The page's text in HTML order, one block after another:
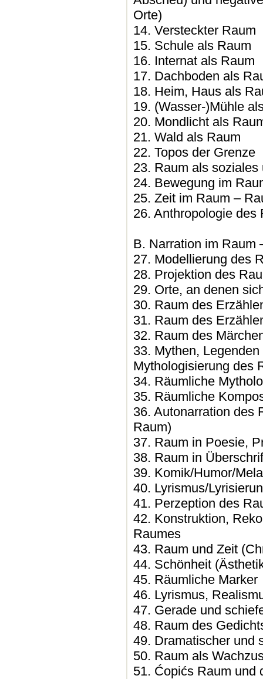
Orte)
14. Versteckter Raum
15. Schule als Raum
16. Internat als Raum
17. Dachboden als
18. Heim, Haus als
19. (Wasser-)Mühle
20. Mondlicht als
21. Wald als Raum
22. Topos der Grenze
23. Raum als
24. Bewegung im
25. Zeit im Raum –
26. Anthropologie des
B. Narration im Raum
27. Modellierung des
28. Projektion des
29. Orte, an denen
30. Raum des
31. Raum des
32. Raum des
33. Mythen,
Mythologisierung des
34. Räumliche
35. Räumliche
36. Autonarration des
Raum)
37. Raum in Poesie,
38. Raum in
39. Komik/Humor/
40. Lyrismus/
41. Perzeption des
42. Konstruktion,
Raumes
43. Raum und Zeit
44. Schönheit
45. Räumliche Marker
46. Lyrismus,
47. Gerade und
48. Raum des
49. Dramatischer und
50. Raum als
51. Ćopićs Raum und